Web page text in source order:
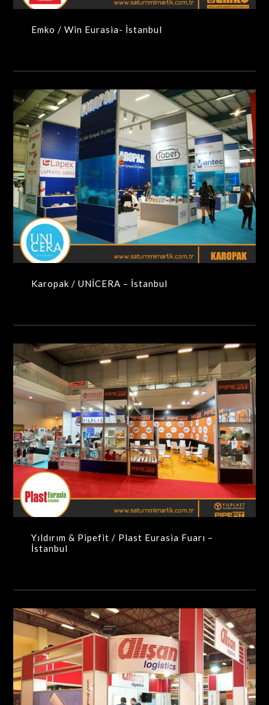
Emko / Win Eurasia- İstanbul
Karopak / UNİCERA – İstanbul
MAXIMA-MODÜLER STANDLAR
Karopak / UNİCERA – İstanbul
Yıldırım & Pipefit / Plast Eurasia Fuarı – İstanbul
MAXIMA-MODÜLER STANDLAR
Yıldırım & Pipefit / Plast Eurasia Fuarı –
İstanbul